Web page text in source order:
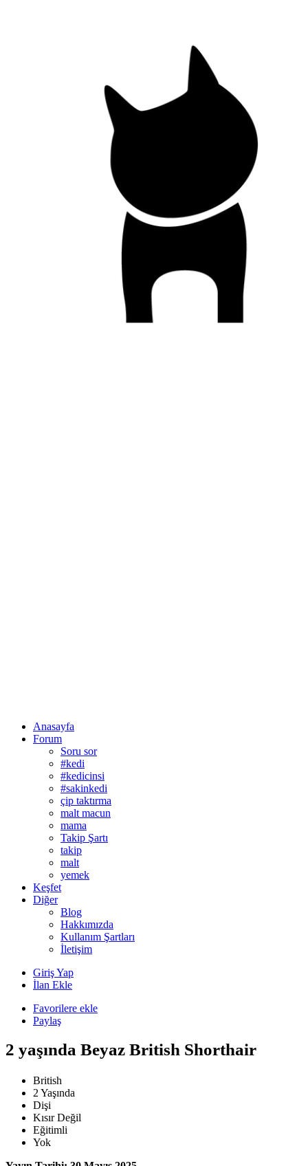
Anasayfa
Forum
Soru sor
#kedi
#kedicinsi
#sakinkedi
çip taktırma
malt macun
mama
Takip Şartı
takip
malt
yemek
Keşfet
Diğer
Blog
Hakkımızda
Kullanım Şartları
İletişim
Giriş Yap
İlan Ekle
Favorilere ekle
Paylaş
2 yaşında Beyaz British Shorthair
British
2 Yaşında
Dişi
Kısır Değil
Eğitimli
Yok